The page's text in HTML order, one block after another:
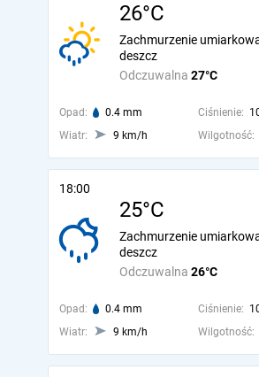
26°C
Odczuwalna 27°C
Zachmurzenie
deszcz
Opad: 0.4 mm Ciśnienie:
Wiatr:
9 km/h Wilgotność:
18:00
25°C
Odczuwalna 26°C
Zachmurzenie
deszcz
Opad: 0.4 mm Ciśnienie:
Wiatr:
9 km/h Wilgotność: